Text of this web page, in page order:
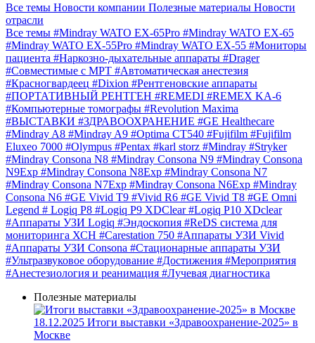
Все темы Новости компании Полезные материалы Новости
отрасли
Все темы #Mindray WATO EX-65Pro #Mindray WATO EX-65
#Mindray WATO EX-55Pro #Mindray WATO EX-55 #Мониторы
пациента #Наркозно-дыхательные аппараты #Drager
#Совместимые с МРТ #Автоматическая анестезия
#Красногвардеец #Dixion #Рентгеновские аппараты
#ПОРТАТИВНЫЙ РЕНТГЕН #REMEDI #REMEX KA-6
#Компьютерные томографы #Revolution Maxima
#ВЫСТАВКИ #ЗДРАВООХРАНЕНИЕ #GE Healthecare
#Mindray A8 #Mindray A9 #Optima CT540 #Fujifilm #Fujifilm
Eluxeo 7000 #Olympus #Pentax #karl storz #Mindray #Stryker
#Mindray Consona N8 #Mindray Consona N9 #Mindray Consona
N9Exp #Mindray Consona N8Exp #Mindray Consona N7
#Mindray Consona N7Exp #Mindray Consona N6Exp #Mindray
Consona N6 #GE Vivid T9 #Vivid R6 #GE Vivid T8 #GE Omni
Legend # Logiq P8 #Logiq P9 XDClear #Logiq P10 XDclear
#Аппараты УЗИ Logiq #Эндоскопия #ReDS система для
мониторинга ХСН #Carestation 750 #Аппараты УЗИ Vivid
#Аппараты УЗИ Consona #Стационарные аппараты УЗИ
#Ультразвуковое оборудование #Достижения #Мероприятия
#Анестезиология и реанимация #Лучевая диагностика
Полезные материалы
18.12.2025 Итоги выставки «Здравоохранение-2025» в
Москве